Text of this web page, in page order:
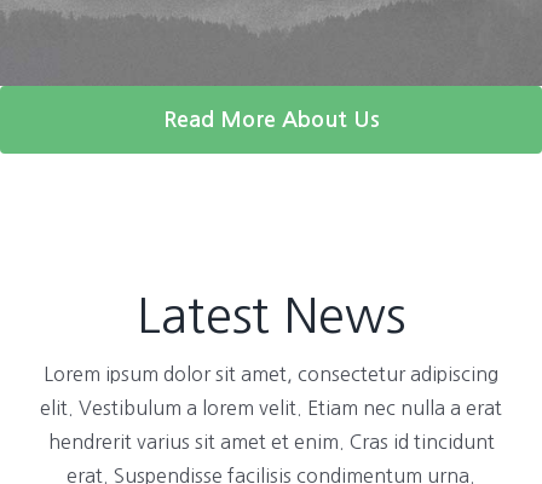
Read More About Us
Latest News
Lorem ipsum dolor sit amet, consectetur adipiscing
elit. Vestibulum a lorem velit. Etiam nec nulla a erat
hendrerit varius sit amet et enim. Cras id tincidunt
erat. Suspendisse facilisis condimentum urna.